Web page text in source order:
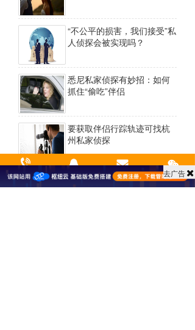
“不公平的损害，我们接受”私
人侦探会被实现吗？
悉尼私家侦探有妙招：如何
抓住“偷吃”伴侣
要获取伴侣行踪轨迹可找杭
州私家侦探
杭州婚外情调查 杭州私人侦
探解决婚外情亮起的红灯
拨打热线 来电咨询 关于我们 微信zx
去广告